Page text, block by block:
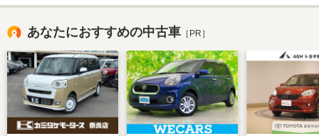
あなたにおすすめの中古車 ［PR］